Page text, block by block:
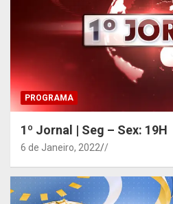
PROGRAMA
1º Jornal | Seg – Sex: 19H
6 de Janeiro, 2022 /